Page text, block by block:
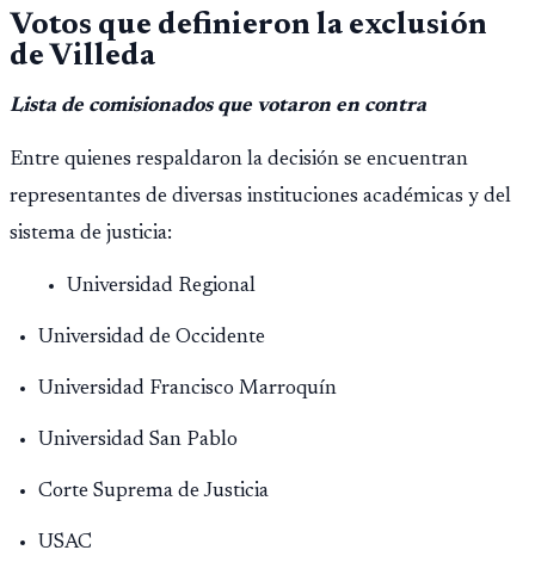
Votos que definieron la exclusión
de Villeda
Lista de comisionados que votaron en contra
Entre quienes respaldaron la decisión se encuentran
representantes de diversas instituciones académicas y del
sistema de justicia:
Universidad Regional
Universidad de Occidente
Universidad Francisco Marroquín
Universidad San Pablo
Corte Suprema de Justicia
USAC